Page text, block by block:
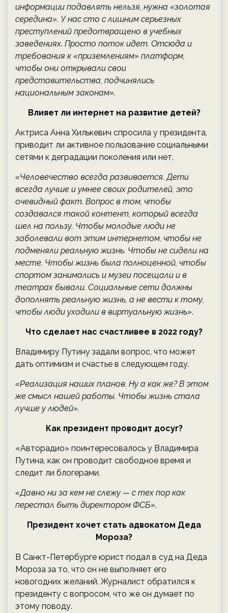
информации подавлять нельзя, нужна «золотая
середина». У нас сто с лишним серьезных
преступлений предотвращено в учебных
заведениях. Просто поток идет. Отсюда и
требования к «приземлениям» платформ,
чтобы они открывали свои
представительства, подчинялись
национальным законам».
Влияет ли интернет на развитие детей?
Актриса Анна Хилькевич спросила у президента,
приводит ли активное пользование социальными
сетями к деградации поколения или нет.
«Человечество всегда развивается. Дети
всегда лучше и умнее своих родителей, это
очевидный факт. Вопрос в том, чтобы
создавался такой контент, который всегда
шел на пользу. Чтобы молодые люди не
заболевали вот этим интернетом, чтобы не
подменяли реальную жизнь. Чтобы не сидели на
месте. Чтобы жизнь была полноценной, чтобы
спортом занимались и музеи посещали и в
театрах бывали. Социальные сети должны
дополнять реальную жизнь, а не вести к тому,
чтобы люди уходили в виртуальную жизнь».
Что сделает нас счастливее в 2022 году?
Владимиру Путину задали вопрос, что может
дать оптимизм и счастье в следующем году.
«Реализация наших планов. Ну а как же? В этом
же смысл нашей работы. Чтобы жизнь стала
лучше у людей».
Как президент проводит досуг?
«Авторадио» поинтересовалось у Владимира
Путина, как он проводит свободное время и
следит ли блогерами.
«Давно ни за кем не слежу — с тех пор как
перестал быть директором ФСБ».
Президент хочет стать адвокатом Деда
Мороза?
В Санкт-Петербурге юрист подал в суд на Деда
Мороза за то, что он не выполняет его
новогодних желаний. Журналист обратился к
президенту с вопросом, что же он думает по
этому поводу.